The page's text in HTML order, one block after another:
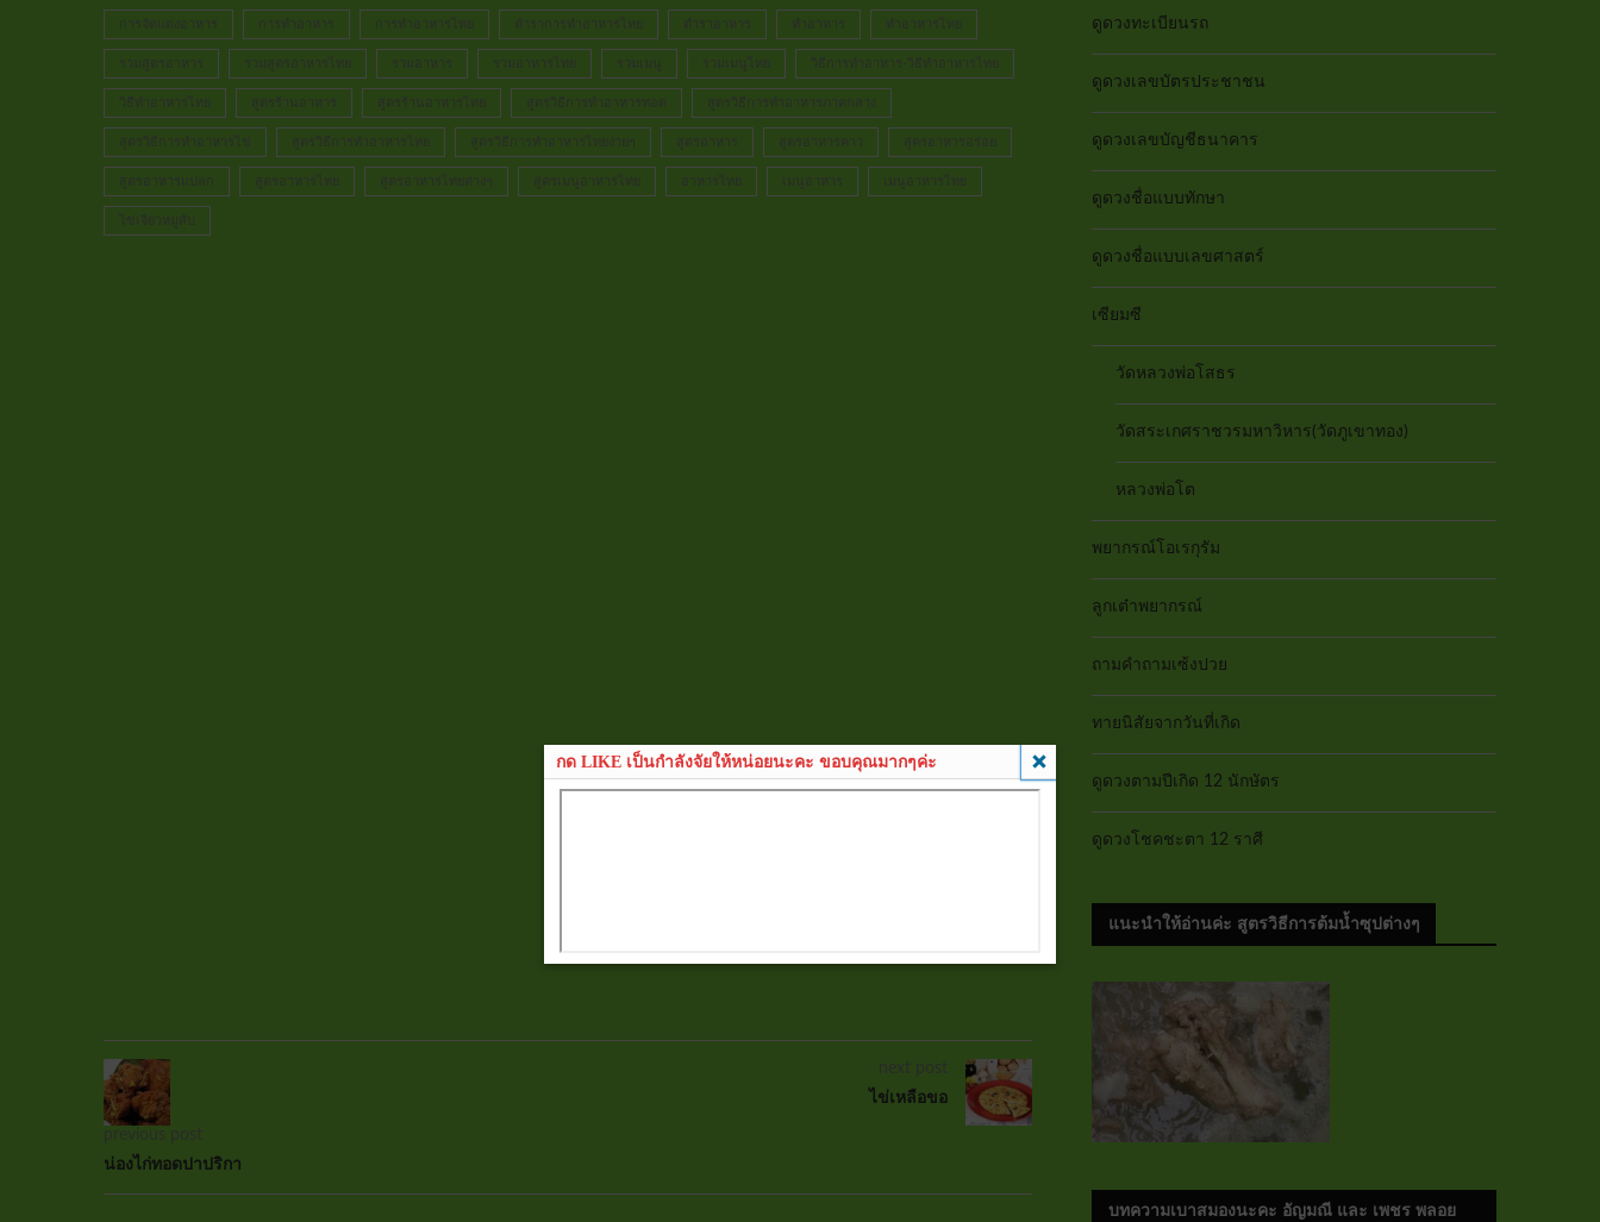
วิธีการทำอาหาร-วิธีทำอาหารไทย
วิธีทำอาหารไทย สูตรวิธีการทำอาหารทอด สูตรวิธีการทำอาหารภาคกลาง
สูตรวิธีการทำอาหารไข่ สูตรวิธีการทำอาหารไทย สูตรวิธีการทำอาหารไทยง่ายๆ
previous post
น่องไก่ทอดปาปริกา
next post
ไข่เหลือขอ
ดูดวงทะเบียนรถ
ดูดวงเลขบัตรประชาชน
ดูดวงเลขบัญชีธนาคาร
ดูดวงชื่อแบบทักษา
ดูดวงชื่อแบบเลขศาสตร์
เซียมซี
วัดหลวงพ่อโสธร
วัดสระเกศราชวรมหาวิหาร(วัดภูเขาทอง)
หลวงพ่อโต
พยากรณ์โอเรกุรัม
ลูกเต๋าพยากรณ์
ถามคำถามเซ้งปวย
ทายนิสัยจากวันที่เกิด
ดูดวงตามปีเกิด 12 นักษัตร
ดูดวงโชคชะตา 12 ราศี
แนะนำให้อ่านค่ะ สูตรวิธีการต้มน้ำซุปต่างๆ
บทความเบาสมองนะคะ อัญมณี และ เพชร พลอย
กด LIKE เป็นกำลังจัยให้หน่อยนะคะ ขอบคุณมากๆค่ะ